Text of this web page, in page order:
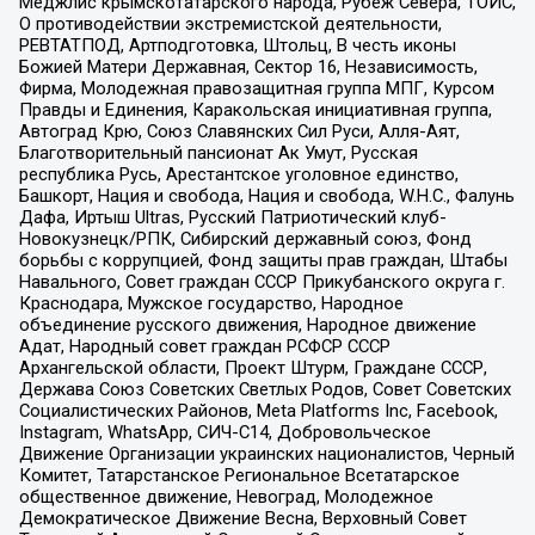
О противодействии экстремистской деятельности,
РЕВТАТПОД, Артподготовка, Штольц, В честь иконы
Божией Матери Державная, Сектор 16, Независимость,
Фирма, Молодежная правозащитная группа МПГ, Курсом
Правды и Единения, Каракольская инициативная группа,
Автоград Крю, Союз Славянских Сил Руси, Алля-Аят,
Благотворительный пансионат Ак Умут, Русская
республика Русь, Арестантское уголовное единство,
Башкорт, Нация и свобода, Нация и свобода, W.H.С., Фалунь
Дафа, Иртыш Ultras, Русский Патриотический клуб-
Новокузнецк/РПК, Сибирский державный союз, Фонд
борьбы с коррупцией, Фонд защиты прав граждан, Штабы
Навального, Совет граждан СССР Прикубанского округа г.
Краснодара, Мужское государство, Народное
объединение русского движения, Народное движение
Адат, Народный совет граждан РСФСР СССР
Архангельской области, Проект Штурм, Граждане СССР,
Держава Союз Советских Светлых Родов, Совет Советских
Социалистических Районов, Meta Platforms Inc, Facebook,
Instagram, WhatsApp, СИЧ-С14, Добровольческое
Движение Организации украинских националистов, Черный
Комитет, Татарстанское Региональное Всетатарское
общественное движение, Невоград, Молодежное
Демократическое Движение Весна, Верховный Совет